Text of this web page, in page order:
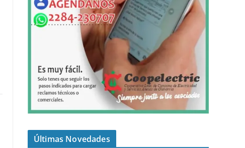
Últimas Novedades